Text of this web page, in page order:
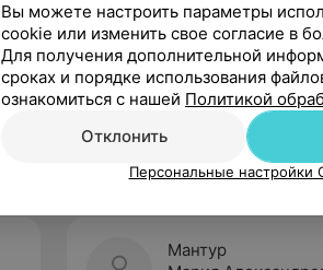
Рекомендую
Мантур
Вы можете настроить параметры
cookie или изменить свое согласие в
Для получения дополнительной
сроках и порядке использования
ознакомиться с нашей Политикой
Отклонить
Персональные настройки